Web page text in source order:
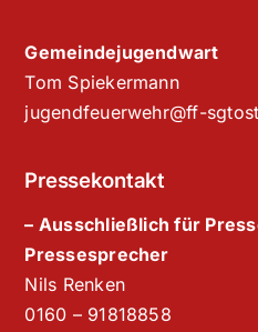
Gemeindejugendwart
Tom Spiekermann
jugendfeuerwehr@ff-
Pressekontakt
– Ausschließlich für
Pressesprecher
Nils Renken
‭0160 – 91818858‬